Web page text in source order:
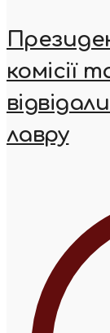
комісії
лавру